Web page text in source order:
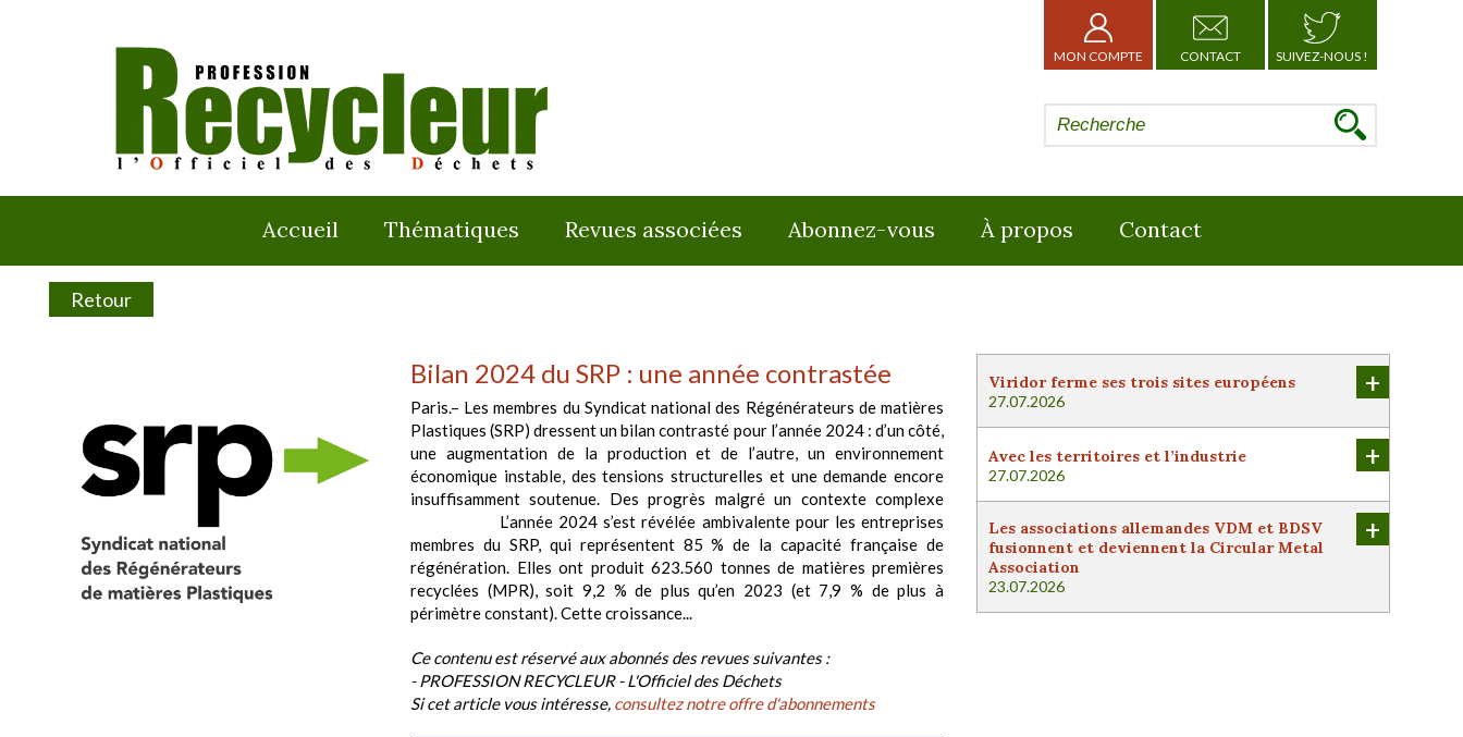
MON COMPTE CONTACT SUIVEZ-NOUS !
Accueil Thématiques Revues associées Abonnez-vous À propos Contact
Retour
Bilan 2024 du SRP : une année contrastée
Paris.– Les membres du Syndicat national des Régénérateurs de matières
Plastiques (SRP) dressent un bilan contrasté pour l’année 2024 : d’un côté,
une augmentation de la production et de l’autre, un environnement
économique instable, des tensions structurelles et une demande encore
insuffisamment soutenue. Des progrès malgré un contexte complexe
L’année 2024 s’est révélée ambivalente pour les entreprises
membres du SRP, qui représentent 85 % de la capacité française de
régénération. Elles ont produit 623.560 tonnes de matières premières
recyclées (MPR), soit 9,2 % de plus qu’en 2023 (et 7,9 % de plus à
périmètre constant). Cette croissance...
Ce contenu est réservé aux abonnés des revues suivantes :
- PROFESSION RECYCLEUR - L'Officiel des Déchets
Si cet article vous intéresse, consultez notre offre d'abonnements
Viridor ferme ses trois sites européens
27.07.2026
+
Avec les territoires et l’industrie
27.07.2026
+
Les associations allemandes VDM et BDSV
fusionnent et deviennent la Circular Metal
Association
23.07.2026
+